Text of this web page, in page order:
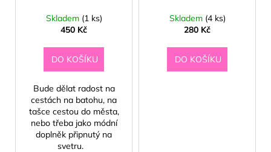
☀️
Skladem (1 ks)
450 Kč
DO KOŠÍKU
Bude dělat radost na
cestách na batohu, na
tašce cestou do města,
nebo třeba jako módní
doplněk připnutý na
svetru.
Skladem (4 ks)
280 Kč
DO KOŠÍKU